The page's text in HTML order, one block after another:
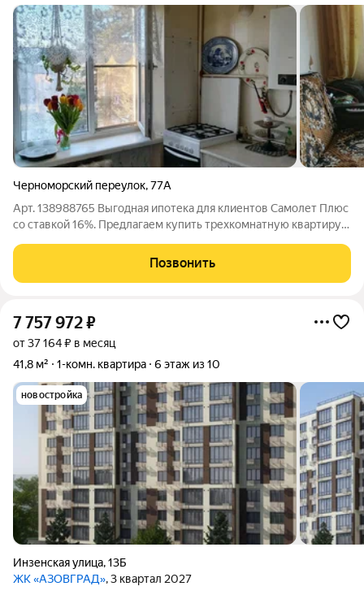
Черноморский переулок,77А
Арт. 138988765 Выгодная ипотека для клиентов Самолет Плюс
со ставкой 16%. Предлагаем купить трехкомнатную квартиру
школа и детский сад, западный рынок , сеть магазинов , салоны
по обслуживанию
Позвонить
7 757 972₽
от 37 164 ₽ в месяц
41,8 м²
1-комн. квартира 6 этаж из 10
новостройка
Инзенская улица,13Б
ЖК «АЗОВГРАД», 3 квартал 2027